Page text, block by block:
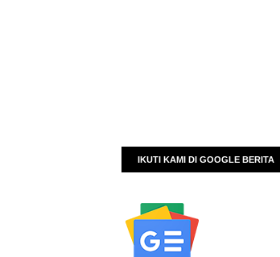
IKUTI KAMI DI GOOGLE BERITA